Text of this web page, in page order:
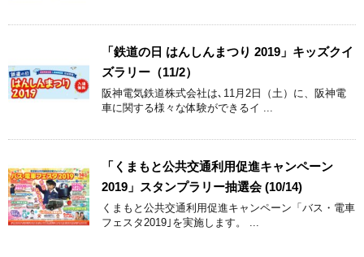
「鉄道の日 はんしんまつり 2019」キッズクイ
ズラリー（11/2）
阪神電気鉄道株式会社は､11月2日（土）に、阪神電
車に関する様々な体験ができるイ ...
「くまもと公共交通利用促進キャンペーン
2019」スタンプラリー抽選会 (10/14)
くまもと公共交通利用促進キャンペーン「バス・電車
フェスタ2019｣を実施します。 ...